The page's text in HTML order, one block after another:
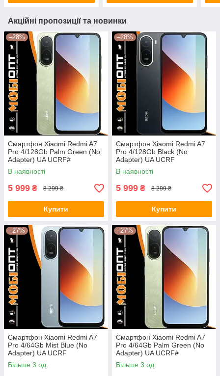
Акційні пропозиції та новинки
–28%
Смартфон Xiaomi Redmi A7
Pro 4/128Gb Palm Green (No
Adapter) UA UCRF#
В наявності
5 999 ₴ 8 299 ₴
Купити
–28%
Смартфон Xiaomi Redmi A7
Pro 4/128Gb Black (No
Adapter) UA UCRF
В наявності
5 999 ₴ 8 299 ₴
Купити
–27%
Смартфон Xiaomi Redmi A7
Pro 4/64Gb Mist Blue (No
Adapter) UA UCRF
Більше 3 од.
–27%
Смартфон Xiaomi Redmi A7
Pro 4/64Gb Palm Green (No
Adapter) UA UCRF#
Більше 3 од.